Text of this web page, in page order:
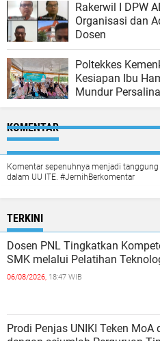
Rakerwil I DPW
Organisasi dan
Dosen
Poltekkes
Kesiapan Ibu
Mundur
KOMENTAR
Komentar sepenuhnya menjadi
dalam UU ITE. #JernihBerkomentar
TERKINI
Dosen PNL Tingkatkan
SMK melalui Pelatihan
06/08/2026, 18:47 WIB
Prodi Penjas UNIKI Teken MoA